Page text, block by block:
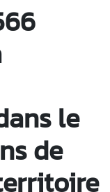
le
de